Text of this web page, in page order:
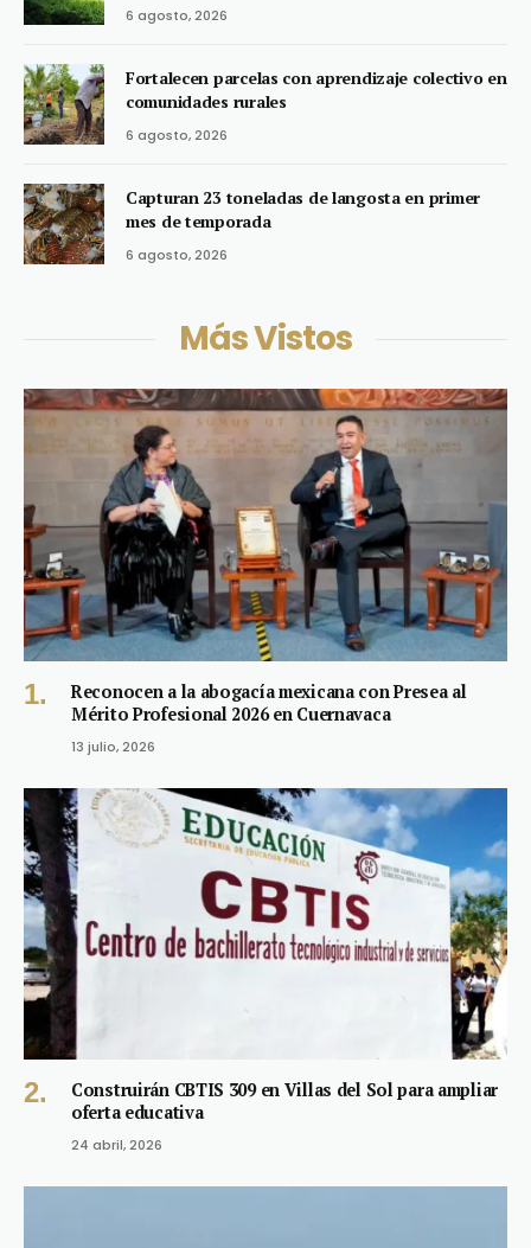
6 agosto, 2026
Fortalecen parcelas con aprendizaje colectivo en
comunidades rurales
6 agosto, 2026
Capturan 23 toneladas de langosta en primer
mes de temporada
6 agosto, 2026
Más Vistos
Reconocen a la abogacía mexicana con Presea al
Mérito Profesional 2026 en Cuernavaca
13 julio, 2026
Construirán CBTIS 309 en Villas del Sol para ampliar
oferta educativa
24 abril, 2026